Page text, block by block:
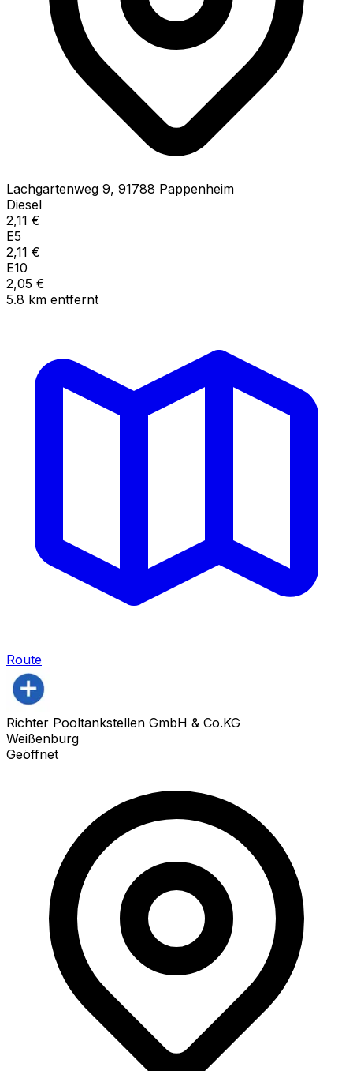
Lachgartenweg 9, 91788 Pappenheim
Diesel
2,11 €
E5
2,11 €
E10
2,05 €
5.8 km entfernt
Route
Richter Pooltankstellen GmbH & Co.KG
Weißenburg
Geöffnet